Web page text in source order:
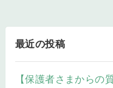
最近の投稿
【保護者さまからの